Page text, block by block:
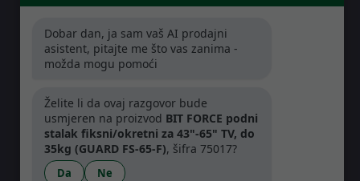
RADNO VRIJEME
Pon-Čet: 08:30 - 16:30h
Pet: 08:30 - 16:00h
Dobar dan, ja sam vaš AI prodajni
asistent, pitajte me što vas zanima -
možda mogu pomoći
Želite li da ovaj razgovor bude
usmjeren na proizvod BIT FORCE podni
stalak fiksni/okretni za 43"-65" TV, do
35kg (GUARD FS-65-F), šifra 75017?
Da Ne